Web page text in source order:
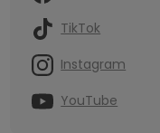
TikTok
Instagram
YouTube